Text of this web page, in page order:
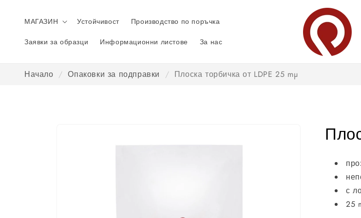
съдържанието
МАГАЗИН Устойчивост Производство по поръчка
Заявки за образци Информационни листове За нас
Начало / Опаковки за подправки / Плоска торбичка от LDPE 25 mµ
с
25